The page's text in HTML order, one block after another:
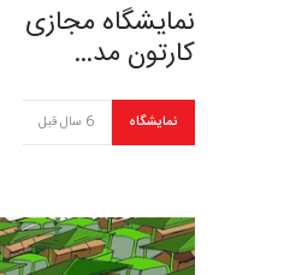
نمایشگاه مجازی
کارتون مد…
نمایشگاه 6 سال قبل